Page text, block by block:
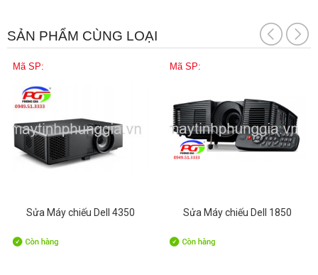
SẢN PHẨM CÙNG LOẠI
Mã SP:
Sửa Máy chiếu Dell 4350
Mã SP:
Sửa Máy chiếu Dell 1850